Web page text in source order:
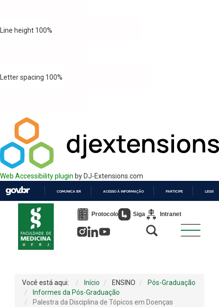
Line height 100%
Letter spacing 100%
Web Accessibility plugin by DJ-Extensions.com
PARA
COMUNICA BR ACESSO À INFORMAÇÃO PARTICIPE
Protocolo Siga Intranet
Você está aqui: Início ENSINO
Pós-Graduação
Informes da Pós-Graduação
Palestra da Disciplina de Tópicos em Doenças